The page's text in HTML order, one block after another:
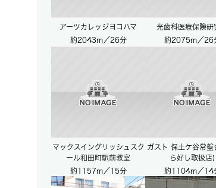
アーツカレッジヨコハマ
約2043m／26分
光歯科医療保険研
約2075m／26
マックスイングリッシュスク
ール和田町駅前教室
約1157m／15分
ガスト 保土ケ谷常盤
ら好し取扱店)
約1104m／14